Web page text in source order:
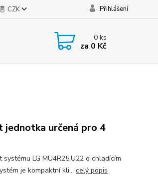
CZK Přihlášení
0ks
za 0 Kč
určená pro 4
LG MU4R25.U22 o chladícím
je kompaktní kli... celý popis